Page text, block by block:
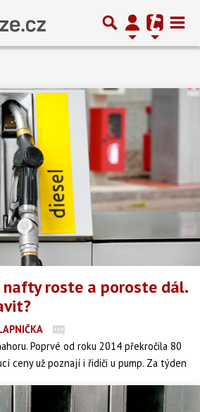
nafty roste a poroste dál.
Poprvé od roku 2014 překročila 80
ceny už poznají i řidiči u pump. Za týden
… 27 Další